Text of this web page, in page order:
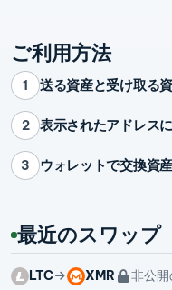
ご利用方法
1 送る資産と受け取る
2 表示されたアドレス
3 ウォレットで交換資
最近のスワップ
LTC XMR 非公